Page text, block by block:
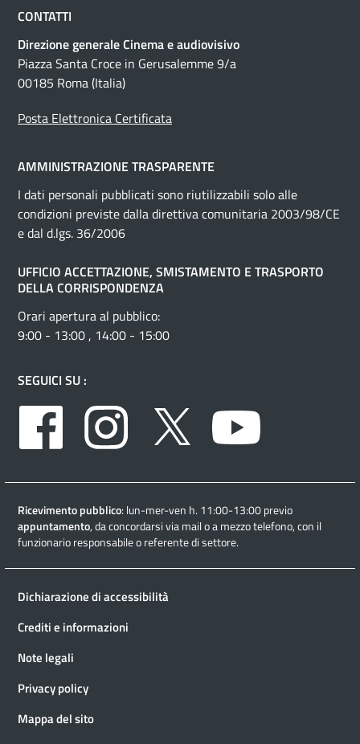
CONTATTI
Direzione generale Cinema e audiovisivo
Piazza Santa Croce in Gerusalemme 9/a
00185 Roma (Italia)
Posta Elettronica Certificata
AMMINISTRAZIONE TRASPARENTE
I dati personali pubblicati sono riutilizzabili solo alle
condizioni previste dalla direttiva comunitaria 2003/98/CE
e dal d.lgs. 36/2006
UFFICIO ACCETTAZIONE, SMISTAMENTO E TRASPORTO
DELLA CORRISPONDENZA
Orari apertura al pubblico:
9:00 - 13:00 , 14:00 - 15:00
SEGUICI SU :
Facebook
Instagram Twitter
Ricevimento pubblico: lun-mer-ven h. 11:00-13:00 previo
appuntamento, da concordarsi via mail o a mezzo telefono, con il
funzionario responsabile o referente di settore.
Dichiarazione di accessibilità
Crediti e informazioni
Note legali
Privacy policy
Mappa del sito